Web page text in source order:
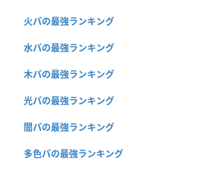
火パの最強ランキング
水パの最強ランキング
木パの最強ランキング
光パの最強ランキング
闇パの最強ランキング
多色パの最強ランキング